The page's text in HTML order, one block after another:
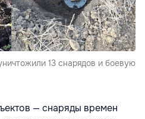
13 снарядов и боевую
— снаряды времен